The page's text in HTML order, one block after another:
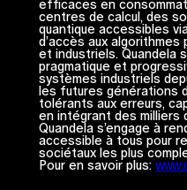
efficaces en
centres de calcul, des
quantique accessibles
d’accès aux
et industriels. Quandela
pragmatique et
systèmes industriels
les futures générations
tolérants aux erreurs,
en intégrant des milliers
Quandela s’engage à
accessible à tous pour
sociétaux les plus
Pour en savoir plus: